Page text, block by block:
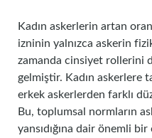
Kadın askerlerin artan
izninin yalnızca askerin
zamanda cinsiyet rollerini
gelmiştir. Kadın askerlere
erkek askerlerden farklı
Bu, toplumsal normların
yansıdığına dair önemli